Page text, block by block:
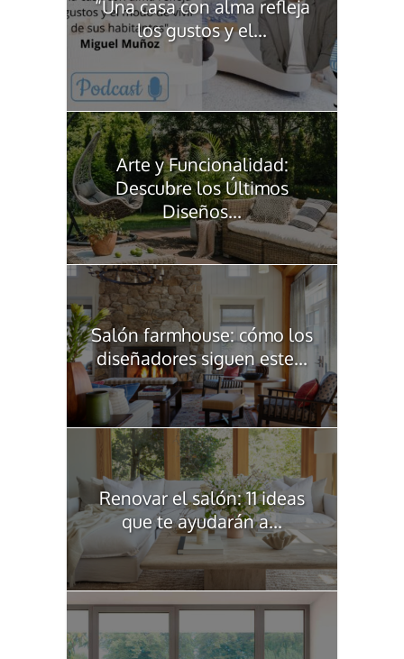
“Una casa con alma refleja
los gustos y el...
Arte y Funcionalidad:
Descubre los Últimos
Diseños...
Salón farmhouse: cómo los
diseñadores siguen este...
Renovar el salón: 11 ideas
que te ayudarán a...